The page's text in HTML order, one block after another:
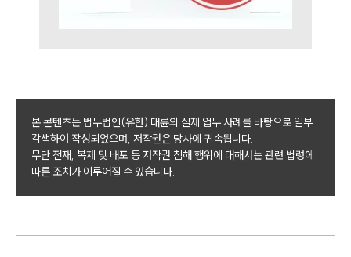
본 콘텐츠는 법무법인(유한) 대륜의 실제 업무 사례를 바탕으로 일부
각색하여 작성되었으며, 저작권은 당사에 귀속됩니다.
무단 전재, 복제 및 배포 등 저작권 침해 행위에 대해서는 관련 법령에
따른 조치가 이루어질 수 있습니다.